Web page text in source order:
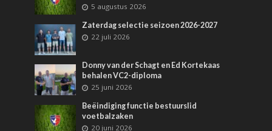
5 augustus 2026
Zaterdag selectie seizoen 2026-2027
22 juli 2026
Donny van der Schagt en Ed Kortekaas
behalen VC2-diploma
25 juni 2026
Beëindiging functie bestuurslid
voetbalzaken
20 juni 2026